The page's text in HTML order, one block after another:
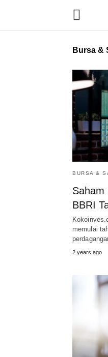
Bursa &
BURSA &
Saham
BBRI
memulai
2 years ago